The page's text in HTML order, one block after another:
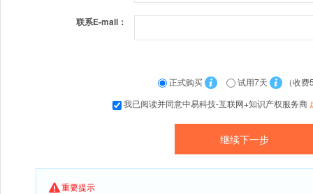
联系E-mail：
正式购买 试用7天
（收费
我已阅读并同意中易科技-互联网+知识产权服务商
重要提示